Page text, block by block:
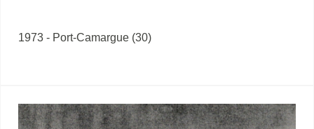
1973 - Port-Camargue (30)